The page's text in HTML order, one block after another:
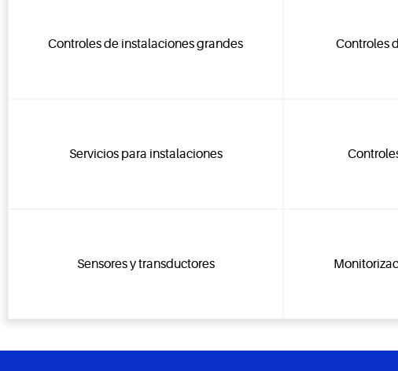
Controles de instalaciones grandes Controles
Servicios para instalaciones
Sensores y transductores